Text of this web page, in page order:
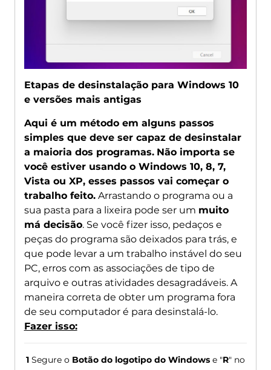
Etapas de desinstalação para Windows 10
e versões mais antigas
Aqui é um método em alguns passos
simples que deve ser capaz de desinstalar
a maioria dos programas. Não importa se
você estiver usando o Windows 10, 8, 7,
Vista ou XP, esses passos vai começar o
trabalho feito.Arrastando o programa ou a
sua pasta para a lixeira pode ser um muito
má decisão. Se você fizer isso, pedaços e
peças do programa são deixados para trás, e
que pode levar a um trabalho instável do seu
PC, erros com as associações de tipo de
arquivo e outras atividades desagradáveis. A
maneira correta de obter um programa fora
de seu computador é para desinstalá-lo.
Fazer isso:
1Segure o Botão do logotipo do Windowse "R" no